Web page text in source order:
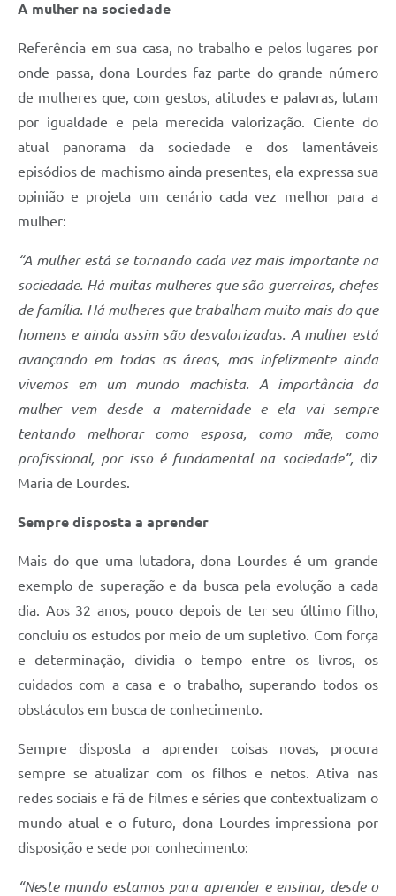
A mulher na sociedade
Referência em sua casa, no trabalho e pelos lugares por
onde passa, dona Lourdes faz parte do grande número
de mulheres que, com gestos, atitudes e palavras, lutam
por igualdade e pela merecida valorização. Ciente do
atual panorama da sociedade e dos lamentáveis
episódios de machismo ainda presentes, ela expressa sua
opinião e projeta um cenário cada vez melhor para a
mulher:
“A mulher está se tornando cada vez mais importante na
sociedade. Há muitas mulheres que são guerreiras, chefes
de família. Há mulheres que trabalham muito mais do que
homens e ainda assim são desvalorizadas. A mulher está
avançando em todas as áreas, mas infelizmente ainda
vivemos em um mundo machista. A importância da
mulher vem desde a maternidade e ela vai sempre
tentando melhorar como esposa, como mãe, como
profissional, por isso é fundamental na sociedade”, diz
Maria de Lourdes.
Sempre disposta a aprender
Mais do que uma lutadora, dona Lourdes é um grande
exemplo de superação e da busca pela evolução a cada
dia. Aos 32 anos, pouco depois de ter seu último filho,
concluiu os estudos por meio de um supletivo. Com força
e determinação, dividia o tempo entre os livros, os
cuidados com a casa e o trabalho, superando todos os
obstáculos em busca de conhecimento.
Sempre disposta a aprender coisas novas, procura
sempre se atualizar com os filhos e netos. Ativa nas
redes sociais e fã de filmes e séries que contextualizam o
mundo atual e o futuro, dona Lourdes impressiona por
disposição e sede por conhecimento:
“Neste mundo estamos para aprender e ensinar, desde o